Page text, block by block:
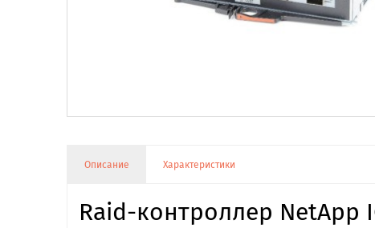
Описание Характеристики
Raid-контроллер NetApp